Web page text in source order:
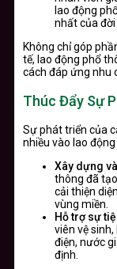
lao động
nhất của
Không chỉ góp
tế, lao động phổ
cách đáp ứng nhu
Thúc Đẩy Sự
Sự phát triển của
nhiều vào lao động
Xây dựng
thông đã
cải thiện
vùng miền.
Hỗ trợ sự
viên vệ
điện, nước
định.